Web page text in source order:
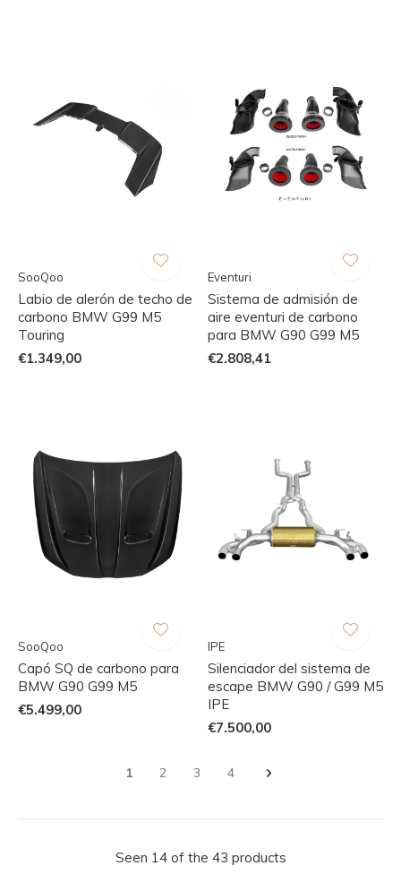
SooQoo
Labio de alerón de techo de
carbono BMW G99 M5
Touring
€1.349,00
Eventuri
Sistema de admisión de
aire eventuri de carbono
para BMW G90 G99 M5
€2.808,41
SooQoo
Capó SQ de carbono para
BMW G90 G99 M5
€5.499,00
IPE
Silenciador del sistema de
escape BMW G90 / G99 M5
IPE
€7.500,00
1 2 3 4
Seen 14 of the 43 products